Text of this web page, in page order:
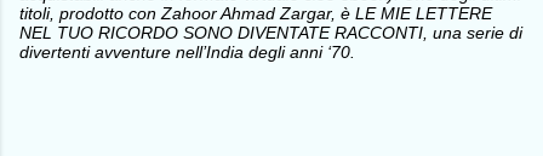
titoli, prodotto con Zahoor Ahmad Zargar, è LE MIE LETTERE
NEL TUO RICORDO SONO DIVENTATE RACCONTI, una serie di
divertenti avventure nell’India degli anni ‘70.